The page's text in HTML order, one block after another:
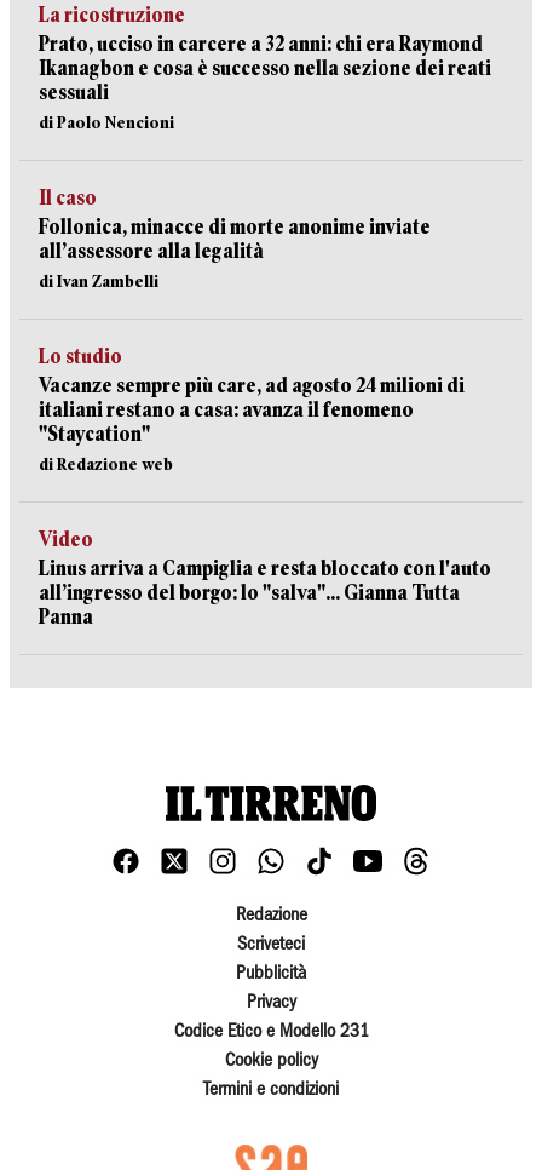
La ricostruzione
Prato, ucciso in carcere a 32 anni: chi era Raymond
Ikanagbon e cosa è successo nella sezione dei reati
sessuali
di Paolo Nencioni
Il caso
Follonica, minacce di morte anonime inviate
all’assessore alla legalità
di Ivan Zambelli
Lo studio
Vacanze sempre più care, ad agosto 24 milioni di
italiani restano a casa: avanza il fenomeno
"Staycation"
di Redazione web
Video
Linus arriva a Campiglia e resta bloccato con l'auto
all’ingresso del borgo: lo "salva"... Gianna Tutta
Panna
Redazione
Scriveteci
Pubblicità
Privacy
Codice Etico e Modello 231
Cookie policy
Termini e condizioni